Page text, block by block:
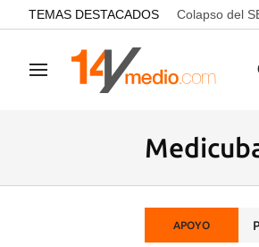
common.go-to-content
TEMAS DESTACADOS Colapso del
Navegación
APOYO